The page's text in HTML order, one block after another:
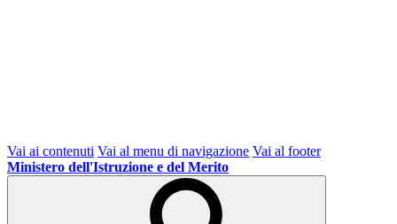
Vai ai contenuti Vai al menu di navigazione Vai al footer
Ministero dell'Istruzione e del Merito